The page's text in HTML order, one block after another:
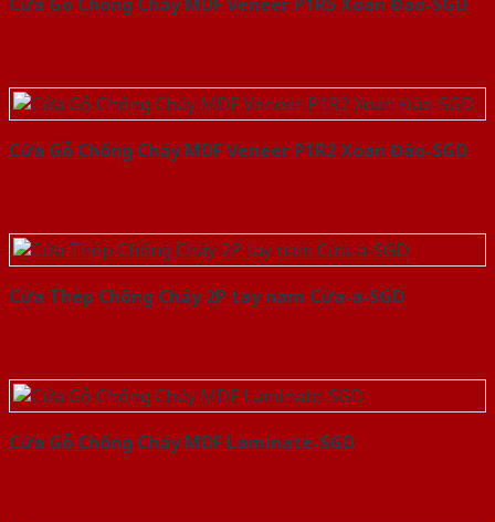
Cửa Gỗ Chống Cháy MDF Veneer P1R2 Xoan Đào-SGD
Cửa Thép Chống Cháy 2P tay nam Cửa-a-SGD
Cửa Gỗ Chống Cháy MDF Laminate-SGD